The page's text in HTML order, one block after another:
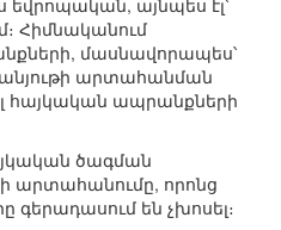
եվրոպական, այնպես էլ՝
Հիմնականում
մասնավորապես՝
արտահանման
հայկական ապրանքների
ծագման
արտահանումը, որոնց
գերադասում են չխոսել։